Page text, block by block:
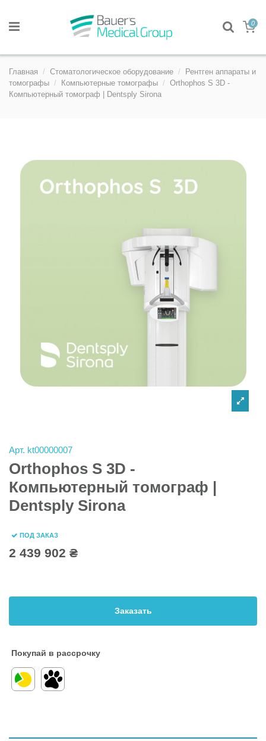
0
Главная Стоматологическое оборудование
Рентген аппараты и
томографы
Компьютерные томографы
Orthophos S 3D -
Компьютерный томограф | Dentsply Sirona
Арт. kt00000007
Orthophos S 3D -
Компьютерный томограф |
Dentsply Sirona
ПОД ЗАКАЗ
2 439 902 ₴
Заказать
Покупай в рассрочку